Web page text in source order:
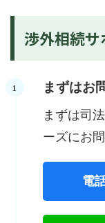
渉外相続
まずはお
まずは司
ーズにお
電